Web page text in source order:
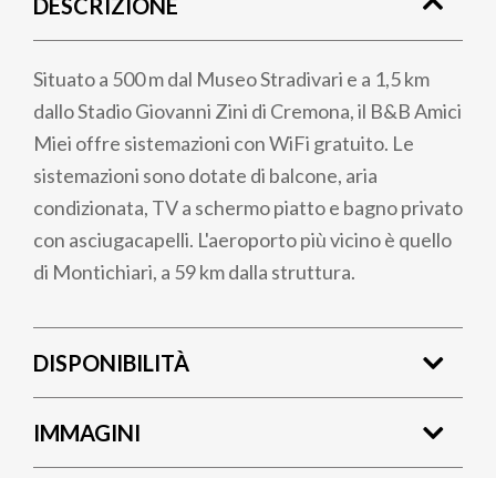
pane
DESCRIZIONE
Situato a 500 m dal Museo Stradivari e a 1,5 km
dallo Stadio Giovanni Zini di Cremona, il B&B Amici
Miei offre sistemazioni con WiFi gratuito. Le
sistemazioni sono dotate di balcone, aria
condizionata, TV a schermo piatto e bagno privato
con asciugacapelli. L'aeroporto più vicino è quello
di Montichiari, a 59 km dalla struttura.
DISPONIBILITÀ
IMMAGINI